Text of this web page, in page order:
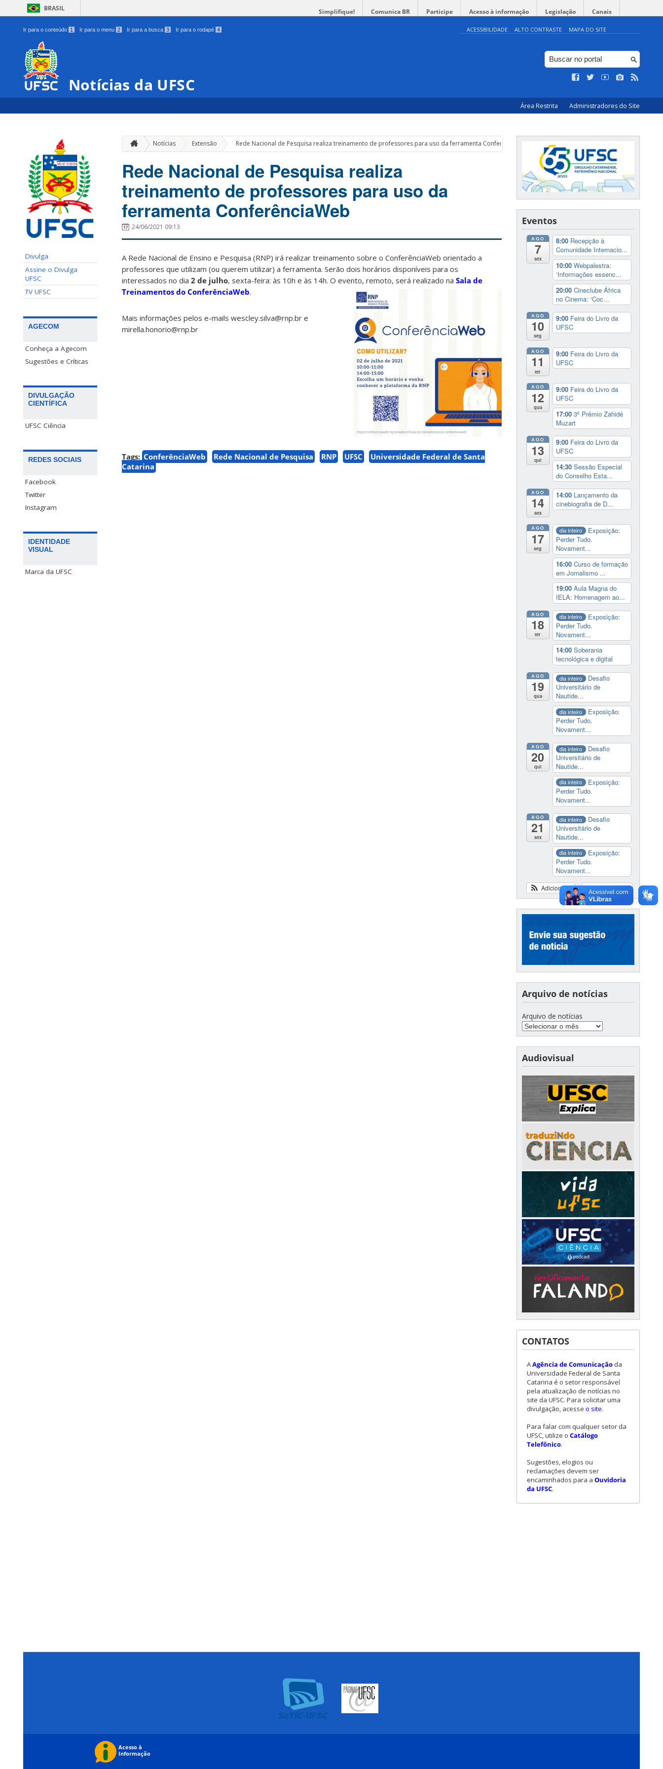
BRASIL Simplifique! Comunica BR Participe Acesso à informação Legislação Canais
Ir para o conteúdo 1 Ir para o menu 2 Ir para a busca 3 Ir para o rodapé 4 ACESSIBILIDADE ALTO CONTRASTE MAPA DO SITE
Notícias da UFSC
Área Restrita Administradores do Site
Divulga
Assine o Divulga
UFSC
TV UFSC
AGECOM
Conheça a Agecom
Sugestões e Críticas
DIVULGAÇÃO
CIENTÍFICA
UFSC Ciência
REDES SOCIAIS
Facebook
Twitter
Instagram
IDENTIDADE
VISUAL
Marca da UFSC
Notícias Extensão » Rede Nacional de Pesquisa realiza treinamento de professores para uso da ferramenta ConferênciaWeb
Rede Nacional de Pesquisa realiza
treinamento de professores para uso da
ferramenta ConferênciaWeb
24/06/2021 09:13
A Rede Nacional de Ensino e Pesquisa (RNP) irá realizar treinamento sobre o ConferênciaWeb orientado a
professores que utilizam (ou querem utilizar) a ferramenta. Serão dois horários disponíveis para os
interessados no dia 2 de julho, sexta-feira: às 10h e às 14h. O evento, remoto, será realizado na Sala de
Treinamentos do ConferênciaWeb.
Mais informações pelos e-mails wescley.silva@rnp.br e
mirella.honorio@rnp.br
Tags: ConferênciaWeb Rede Nacional de Pesquisa RNP UFSC
Universidade Federal de Santa
Catarina
Eventos
AGO
7
sex
8:00 Recepção à
Comunidade Internacio...
10:00 Webpalestra:
‘Informações essenc...
20:00 Cineclube África
no Cinema: ‘Coc...
AGO
10
seg
9:00 Feira do Livro da
UFSC
AGO
11
ter
9:00 Feira do Livro da
UFSC
AGO
12
qua
9:00 Feira do Livro da
UFSC
17:00 3º Prêmio Zahidé
Muzart
AGO
13
qui
9:00 Feira do Livro da
UFSC
14:30 Sessão Especial
do Conselho Esta...
AGO
14
sex
14:00 Lançamento da
cinebiografia de D...
AGO
17
seg
dia inteiro
Exposição:
Perder Tudo.
Novament...
16:00 Curso de formação
em Jornalismo ...
19:00 Aula Magna do
IELA: Homenagem ao...
AGO
18
ter
dia inteiro
Exposição:
Perder Tudo.
Novament...
14:00 Soberania
tecnológica e digital
AGO
19
qua
dia inteiro
Desafio
Universitário de
Nautide...
dia inteiro
Exposição:
Perder Tudo.
Novament...
AGO
20
qui
dia inteiro
Desafio
Universitário de
Nautide...
dia inteiro
Exposição:
Perder Tudo.
Novament...
AGO
21
sex
dia inteiro
Desafio
Universitário de
Nautide...
dia inteiro
Exposição:
Perder Tudo.
Novament...
Ver calendário
Adicionar
Arquivo de notícias
Arquivo de notícias
Audiovisual
CONTATOS
AAgência de Comunicação da
Universidade Federal de Santa
Catarina é o setor responsável
pela atualização de notícias no
site da UFSC. Para solicitar uma
divulgação, acesse o site.
Para falar com qualquer setor da
UFSC, utilize o Catálogo
Telefônico.
Sugestões, elogios ou
reclamações devem ser
encaminhados para a Ouvidoria
da UFSC.